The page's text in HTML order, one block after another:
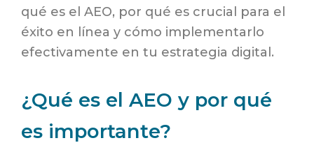
qué es el AEO, por qué es crucial para el
éxito en línea y cómo implementarlo
efectivamente en tu estrategia digital.
¿Qué es el AEO y por qué
es importante?